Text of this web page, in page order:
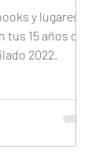
y lugares
15 años con
2022.